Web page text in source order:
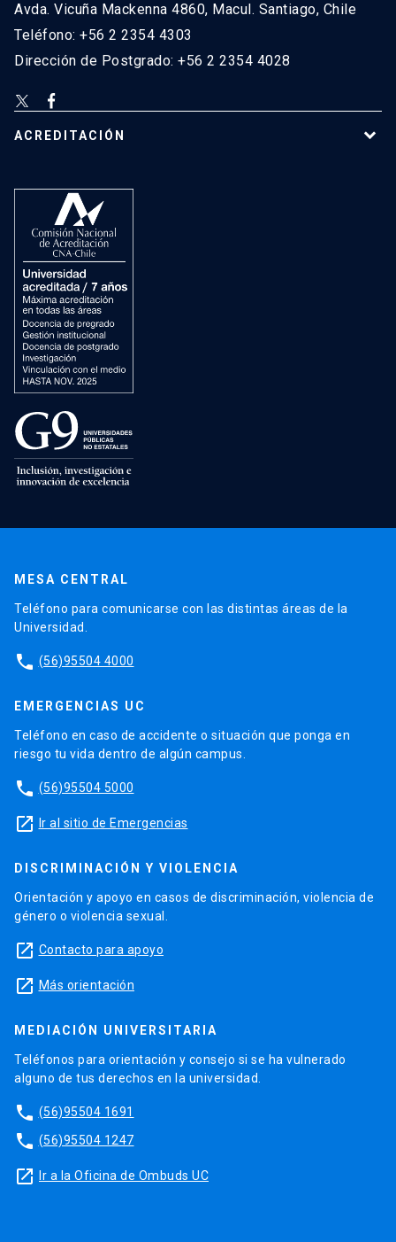
Avda. Vicuña Mackenna 4860, Macul. Santiago, Chile
Teléfono: +56 2 2354 4303
Dirección de Postgrado: +56 2 2354 4028
ACREDITACIÓN
MESA CENTRAL
Teléfono para comunicarse con las distintas áreas de la
Universidad.
phone (56)95504 4000
EMERGENCIAS UC
Teléfono en caso de accidente o situación que ponga en
riesgo tu vida dentro de algún campus.
phone (56)95504 5000
launch Ir al sitio de Emergencias
DISCRIMINACIÓN Y VIOLENCIA
Orientación y apoyo en casos de discriminación, violencia de
género o violencia sexual.
launch Contacto para apoyo
launch Más orientación
MEDIACIÓN UNIVERSITARIA
Teléfonos para orientación y consejo si se ha vulnerado
alguno de tus derechos en la universidad.
phone (56)95504 1691
phone (56)95504 1247
launch Ir a la Oficina de Ombuds UC